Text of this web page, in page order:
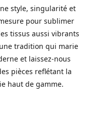
style, singularité et
pour sublimer
tissus aussi vibrants
tradition qui marie
et laissez-nous
pièces reflétant la
haut de gamme.